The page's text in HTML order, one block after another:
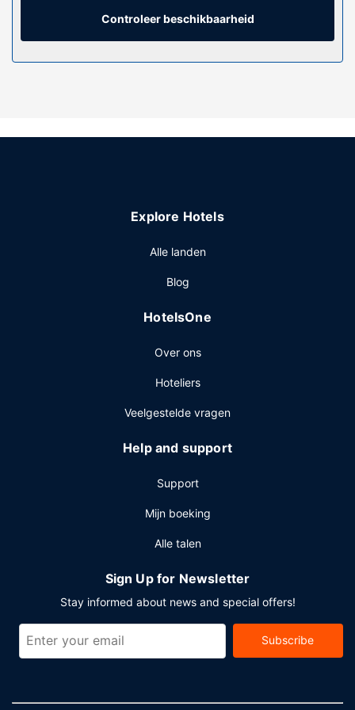
een bubbelbad en gratis toiletartikelen.
Algemene voorziening
Je vindt recreatieve voorzieningen zoals een
Overige voorzieningen
Enkele van de voorzieningen zijn een kluis bij de receptie
Controleer beschikbaarheid
Explore Hotels
Alle landen
Blog
HotelsOne
Over ons
Hoteliers
Veelgestelde vragen
Help and support
Support
Mijn boeking
Alle talen
Sign Up for Newsletter
Stay informed about news and special offers!
Subscribe